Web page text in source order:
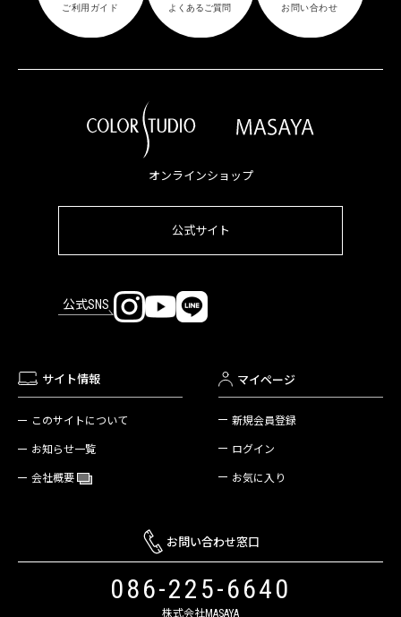
オンラインショップ
公式サイト
公式SNS
サイト情報
このサイトについて
お知らせ一覧
会社概要
マイページ
新規会員登録
ログイン
お気に入り
お問い合わせ窓口
086-225-6640
株式会社MASAYA